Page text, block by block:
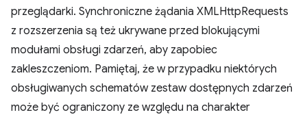
przeglądarki. Synchroniczne żądania XMLHttpRequests
z rozszerzenia są też ukrywane przed blokującymi
modułami obsługi zdarzeń, aby zapobiec
zakleszczeniom. Pamiętaj, że w przypadku niektórych
obsługiwanych schematów zestaw dostępnych zdarzeń
może być ograniczony ze względu na charakter